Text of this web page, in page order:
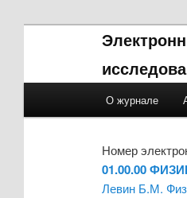
Skip to
Skip to
О журнале
Номер
01.00.00
Левин Б.М.